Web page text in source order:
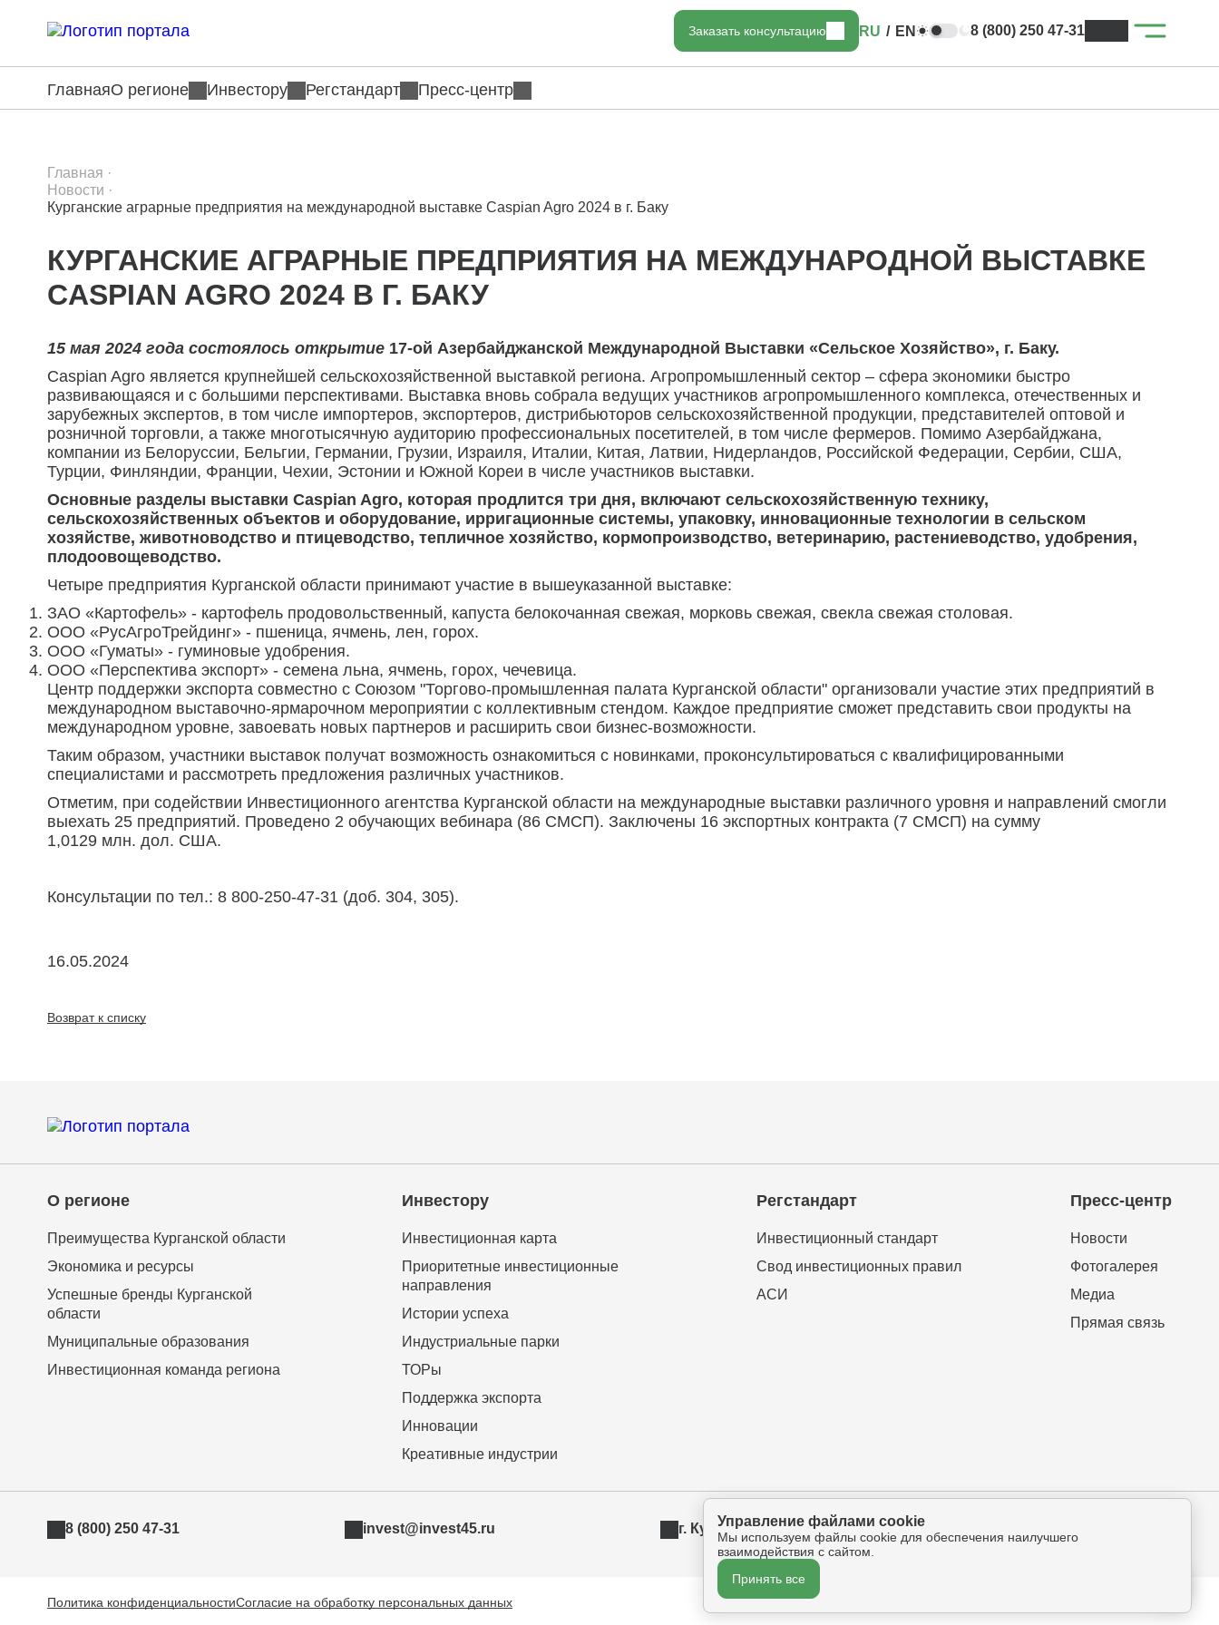
Заказать консультацию RU / EN 8 (800) 250 47-31
ГлавнаяО регионе Инвестору Регстандарт Пресс-центр
Главная ·
Новости ·
Курганские аграрные предприятия на международной выставке Caspian Agro 2024 в г. Баку
КУРГАНСКИЕ АГРАРНЫЕ ПРЕДПРИЯТИЯ НА МЕЖДУНАРОДНОЙ ВЫСТАВКЕ
CASPIAN AGRO 2024 В Г. БАКУ
15 мая 2024 года состоялось открытие 17-ой Азербайджанской Международной Выставки «Сельское Хозяйство», г. Баку.
Caspian Agro является крупнейшей сельскохозяйственной выставкой региона. Агропромышленный сектор – сфера экономики быстро
развивающаяся и с большими перспективами. Выставка вновь собрала ведущих участников агропромышленного комплекса, отечественных и
зарубежных экспертов, в том числе импортеров, экспортеров, дистрибьюторов сельскохозяйственной продукции, представителей оптовой и
розничной торговли, а также многотысячную аудиторию профессиональных посетителей, в том числе фермеров. Помимо Азербайджана,
компании из Белоруссии, Бельгии, Германии, Грузии, Израиля, Италии, Китая, Латвии, Нидерландов, Российской Федерации, Сербии, США,
Турции, Финляндии, Франции, Чехии, Эстонии и Южной Кореи в числе участников выставки.
Основные разделы выставки Caspian Agro, которая продлится три дня, включают сельскохозяйственную технику,
сельскохозяйственных объектов и оборудование, ирригационные системы, упаковку, инновационные технологии в сельском
хозяйстве, животноводство и птицеводство, тепличное хозяйство, кормопроизводство, ветеринарию, растениеводство, удобрения,
плодоовощеводство.
Четыре предприятия Курганской области принимают участие в вышеуказанной выставке:
ЗАО «Картофель» - картофель продовольственный, капуста белокочанная свежая, морковь свежая, свекла свежая столовая.
ООО «РусАгроТрейдинг» - пшеница, ячмень, лен, горох.
ООО «Гуматы» - гуминовые удобрения.
ООО «Перспектива экспорт» - семена льна, ячмень, горох, чечевица.
Центр поддержки экспорта совместно с Союзом "Торгово-промышленная палата Курганской области" организовали участие этих предприятий в
международном выставочно-ярмарочном мероприятии с коллективным стендом. Каждое предприятие сможет представить свои продукты на
международном уровне, завоевать новых партнеров и расширить свои бизнес-возможности.
Таким образом, участники выставок получат возможность ознакомиться с новинками, проконсультироваться с квалифицированными
специалистами и рассмотреть предложения различных участников.
Отметим, при содействии Инвестиционного агентства Курганской области на международные выставки различного уровня и направлений смогли
выехать 25 предприятий. Проведено 2 обучающих вебинара (86 СМСП). Заключены 16 экспортных контракта (7 СМСП) на сумму
1,0129 млн. дол. США.
Консультации по тел.: 8 800-250-47-31 (доб. 304, 305).
16.05.2024
Возврат к списку
О регионе
Преимущества Курганской области
Экономика и ресурсы
Успешные бренды Курганской
области
Муниципальные образования
Инвестиционная команда региона
Инвестору
Инвестиционная карта
Приоритетные инвестиционные
направления
Истории успеха
Индустриальные парки
ТОРы
Поддержка экспорта
Инновации
Креативные индустрии
Регстандарт
Инвестиционный стандарт
Свод инвестиционных правил
АСИ
Пресс-центр
Новости
Фотогалерея
Медиа
Прямая связь
8 (800) 250 47-31 invest@invest45.ru г. Курган, ул. Бурова-Петрова 112а, оф.325
Политика конфиденциальностиСогласие на обработку персональных данных
Управление файлами cookie
Мы используем файлы cookie для обеспечения наилучшего
взаимодействия с сайтом.
Принять все